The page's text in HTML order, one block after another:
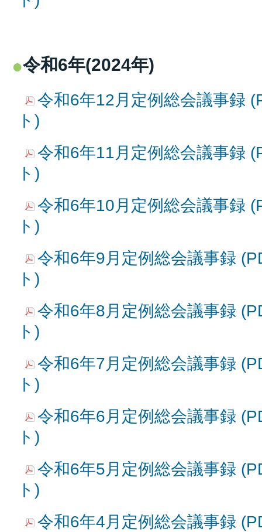
令和6年(2024年)
令和6年12月定例総会議事録
ト)
令和6年11月定例総会議事録
ト)
令和6年10月定例総会議事録
ト)
令和6年9月定例総会議事録
ト)
令和6年8月定例総会議事録
ト)
令和6年7月定例総会議事録
ト)
令和6年6月定例総会議事録
ト)
令和6年5月定例総会議事録
ト)
令和6年4月定例総会議事録